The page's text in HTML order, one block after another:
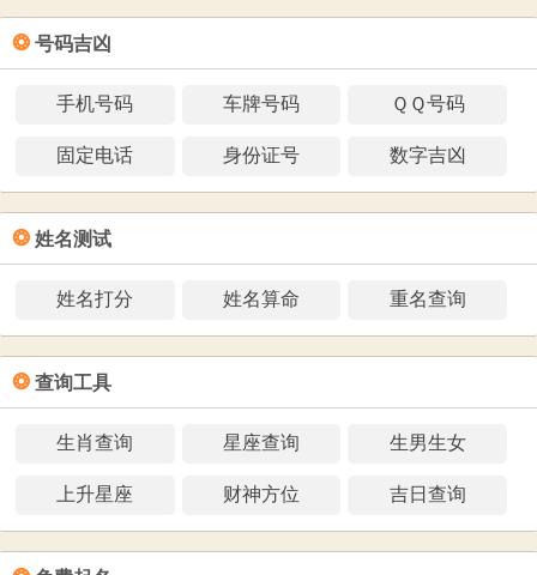
❂ 号码吉凶
手机号码 车牌号码 ＱＱ号码
固定电话 身份证号 数字吉凶
❂ 姓名测试
姓名打分 姓名算命 重名查询
❂ 查询工具
生肖查询 星座查询 生男生女
上升星座 财神方位 吉日查询